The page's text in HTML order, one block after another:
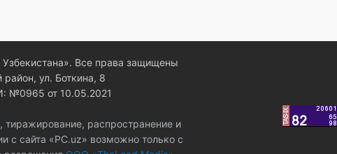
Все права защищены
ул. Боткина, 8
№0965 от 10.05.2021
тиражирование, распространение и
с сайта «PC.uz» возможно только с